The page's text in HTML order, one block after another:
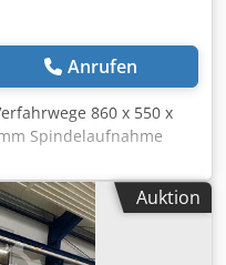
Anrufen
860 x 550 x
Spindelaufnahme
min Werkzeugwechsler
530 Chedpfx
3D Messtaster
Zubehör
Auktion